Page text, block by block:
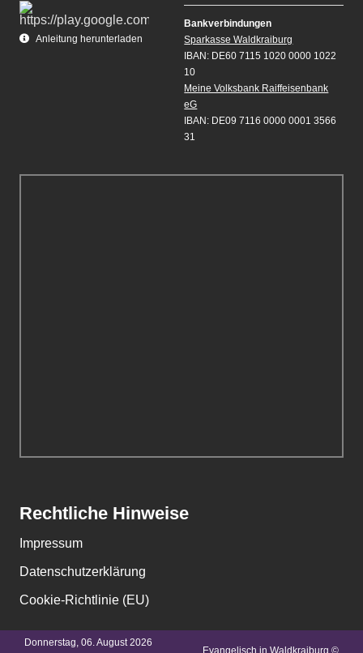
Anleitung herunterladen
Bankverbindungen
Sparkasse Waldkraiburg
IBAN: DE60 7115 1020 0000 1022
10
Meine Volksbank Raiffeisenbank
eG
IBAN: DE09 7116 0000 0001 3566
31
Rechtliche Hinweise
Impressum
Datenschutzerklärung
Cookie-Richtlinie (EU)
Donnerstag, 06. August 2026
Evangelisch in Waldkraiburg ©